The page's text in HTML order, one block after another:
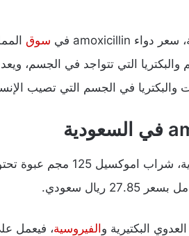
سوق
التي تتواجد في الجسم،
في الجسم التي تصيب
البكتيرية والفيروسية، فيعمل